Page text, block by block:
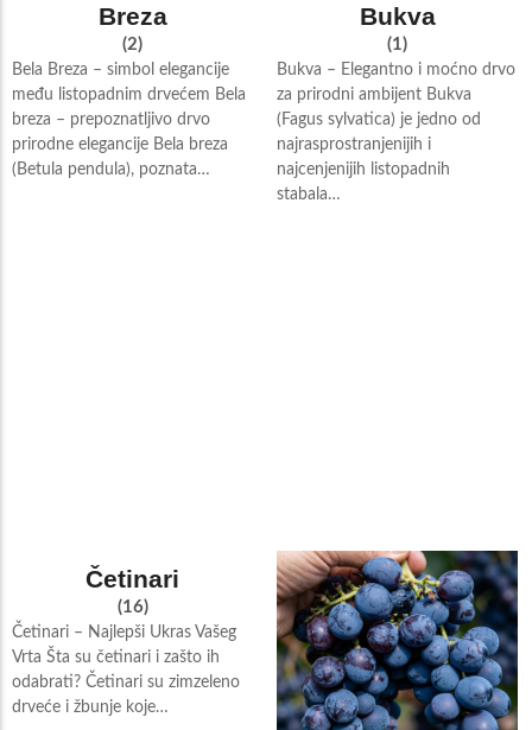
Breza
(2)
Bela Breza – simbol elegancije
među listopadnim drvećem Bela
breza – prepoznatljivo drvo
prirodne elegancije Bela breza
(Betula pendula), poznata…
Bukva
(1)
Bukva – Elegantno i moćno drvo
za prirodni ambijent Bukva
(Fagus sylvatica) je jedno od
najrasprostranjenijih i
najcenjenijih listopadnih
stabala…
Četinari
(16)
Četinari – Najlepši Ukras Vašeg
Vrta Šta su četinari i zašto ih
odabrati? Četinari su zimzeleno
drveće i žbunje koje…